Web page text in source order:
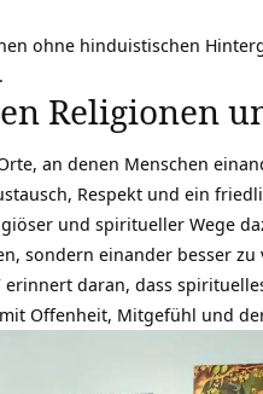
ohne hinduistischen
Religionen
an denen Menschen
Respekt und ein
und spiritueller Wege
sondern einander besser
erinnert daran, dass
Offenheit, Mitgefühl und